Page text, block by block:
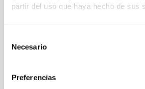
partir del uso que haya hecho de sus
Necesario
Preferencias
efecto segunda piel, de alto
RevoKnit
significa alto